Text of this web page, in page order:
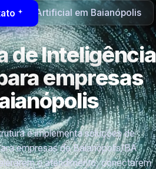
Artificial em Baianópolis
de Inteligência
empresas
e implementa soluções de
empresas de Baianópolis/BA
o atendimento, conectarem